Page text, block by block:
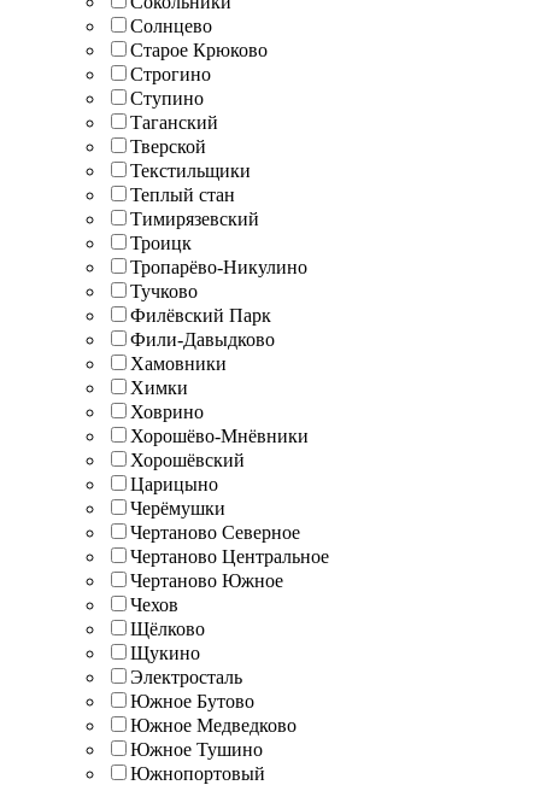
Солнцево
Старое Крюково
Строгино
Ступино
Таганский
Тверской
Текстильщики
Теплый стан
Тимирязевский
Троицк
Тропарёво-Никулино
Тучково
Филёвский Парк
Фили-Давыдково
Хамовники
Химки
Ховрино
Хорошёво-Мнёвники
Хорошёвский
Царицыно
Черёмушки
Чертаново Северное
Чертаново Центральное
Чертаново Южное
Чехов
Щёлково
Щукино
Электросталь
Южное Бутово
Южное Медведково
Южное Тушино
Южнопортовый